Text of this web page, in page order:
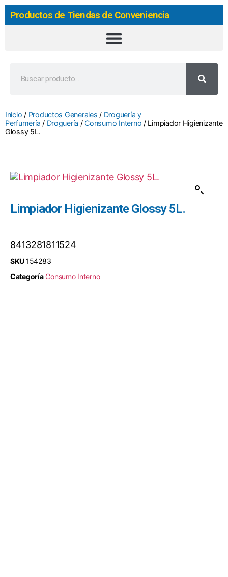
Productos de Tiendas de Conveniencia
Inicio / Productos Generales / Droguería y
Perfumería / Droguería /Consumo Interno / Limpiador Higienizante
Glossy 5L.
Limpiador Higienizante Glossy 5L.
8413281811524
SKU154283
Categoría Consumo Interno